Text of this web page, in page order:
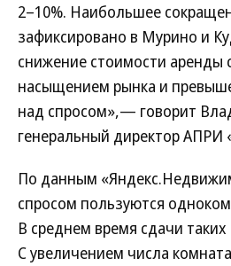
2–10%. Наибольшее
зафиксировано в Мурино и
снижение стоимости аренды
насыщением рынка и
над спросом»,— говорит
генеральный директор АПРИ
По данным
спросом пользуются
В среднем время сдачи
С увеличением числа